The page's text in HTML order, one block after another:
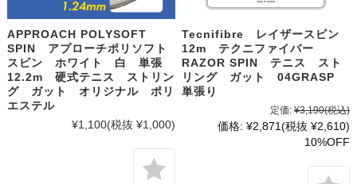
APPROACH POLYSOFT
SPIN アプローチポリソフト
スピン ホワイト 白 単張
12.2m 硬式テニス ストリン
グ ガット オリジナル ポリ
エステル
¥1,100(税抜 ¥1,000)
Tecnifibre レイザースピン
12m テクニファイバー
RAZOR SPIN テニス スト
リング ガット 04GRASP
単張り
定価: ¥3,190(税込)
価格: ¥2,871(税抜 ¥2,610)
10%OFF